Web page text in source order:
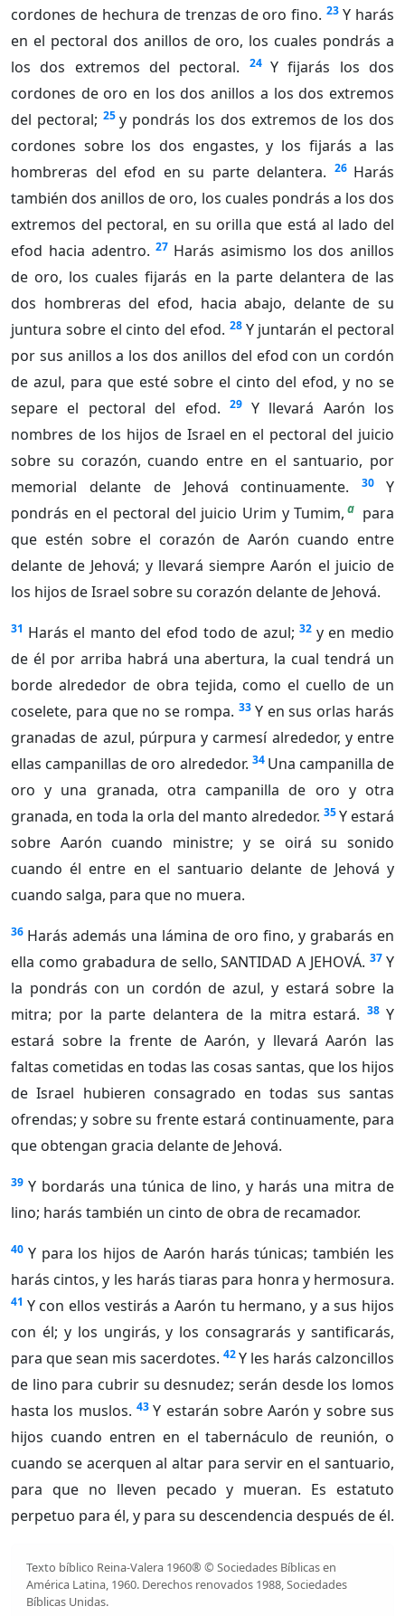
cordones de hechura de trenzas de oro fino. 23 Y harás
en el pectoral dos anillos de oro, los cuales pondrás a
los dos extremos del pectoral.
24 Y fijarás los dos
cordones de oro en los dos anillos a los dos extremos
del pectoral; 25 y pondrás los dos extremos de los dos
cordones sobre los dos engastes, y los fijarás a las
hombreras del efod en su parte delantera. 26 Harás
también dos anillos de oro, los cuales pondrás a los dos
extremos del pectoral, en su orilla que está al lado del
efod hacia adentro. 27 Harás asimismo los dos anillos
de oro, los cuales fijarás en la parte delantera de las
dos hombreras del efod, hacia abajo, delante de su
juntura sobre el cinto del efod. 28 Y juntarán el pectoral
por sus anillos a los dos anillos del efod con un cordón
de azul, para que esté sobre el cinto del efod, y no se
separe el pectoral del efod.
29 Y llevará Aarón los
nombres de los hijos de Israel en el pectoral del juicio
sobre su corazón, cuando entre en el santuario, por
memorial delante de Jehová continuamente.
30
Y
pondrás en el pectoral del juicio Urim y Tumim, a para
que estén sobre el corazón de Aarón cuando entre
delante de Jehová; y llevará siempre Aarón el juicio de
los hijos de Israel sobre su corazón delante de Jehová.
31 Harás el manto del efod todo de azul; 32 y en medio
de él por arriba habrá una abertura, la cual tendrá un
borde alrededor de obra tejida, como el cuello de un
coselete, para que no se rompa. 33 Y en sus orlas harás
granadas de azul, púrpura y carmesí alrededor, y entre
ellas campanillas de oro alrededor. 34 Una campanilla de
oro y una granada, otra campanilla de oro y otra
granada, en toda la orla del manto alrededor. 35Y estará
sobre Aarón cuando ministre; y se oirá su sonido
cuando él entre en el santuario delante de Jehová y
cuando salga, para que no muera.
36 Harás además una lámina de oro fino, y grabarás en
ella como grabadura de sello, SANTIDAD A JEHOVÁ. 37 Y
la pondrás con un cordón de azul, y estará sobre la
mitra; por la parte delantera de la mitra estará. 38 Y
estará sobre la frente de Aarón, y llevará Aarón las
faltas cometidas en todas las cosas santas, que los hijos
de Israel hubieren consagrado en todas sus santas
ofrendas; y sobre su frente estará continuamente, para
que obtengan gracia delante de Jehová.
39 Y bordarás una túnica de lino, y harás una mitra de
lino; harás también un cinto de obra de recamador.
40 Y para los hijos de Aarón harás túnicas; también les
harás cintos, y les harás tiaras para honra y hermosura.
41 Y con ellos vestirás a Aarón tu hermano, y a sus hijos
con él; y los ungirás, y los consagrarás y santificarás,
para que sean mis sacerdotes. 42Y les harás calzoncillos
de lino para cubrir su desnudez; serán desde los lomos
hasta los muslos. 43 Y estarán sobre Aarón y sobre sus
hijos cuando entren en el tabernáculo de reunión, o
cuando se acerquen al altar para servir en el santuario,
para que no lleven pecado y mueran. Es estatuto
perpetuo para él, y para su descendencia después de él.
Texto bíblico Reina-Valera 1960® © Sociedades Bíblicas en
América Latina, 1960. Derechos renovados 1988, Sociedades
Bíblicas Unidas.